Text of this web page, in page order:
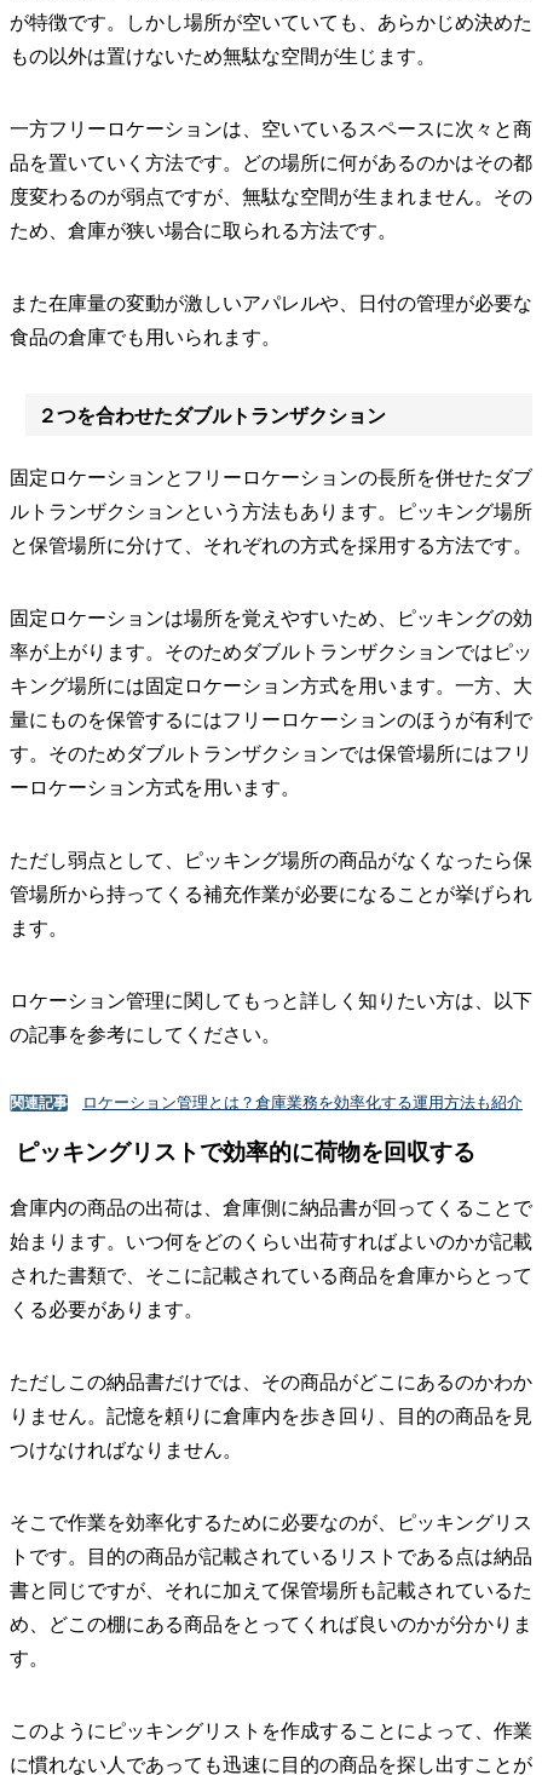
が特徴です。しかし場所が空いていても、あらかじめ決めた
もの以外は置けないため無駄な空間が生じます。
一方フリーロケーションは、空いているスペースに次々と商
品を置いていく方法です。どの場所に何があるのかはその都
度変わるのが弱点ですが、無駄な空間が生まれません。その
ため、倉庫が狭い場合に取られる方法です。
また在庫量の変動が激しいアパレルや、日付の管理が必要な
食品の倉庫でも用いられます。
２つを合わせたダブルトランザクション
固定ロケーションとフリーロケーションの長所を併せたダブ
ルトランザクションという方法もあります。ピッキング場所
と保管場所に分けて、それぞれの方式を採用する方法です。
固定ロケーションは場所を覚えやすいため、ピッキングの効
率が上がります。そのためダブルトランザクションではピッ
キング場所には固定ロケーション方式を用います。一方、大
量にものを保管するにはフリーロケーションのほうが有利で
す。そのためダブルトランザクションでは保管場所にはフリ
ーロケーション方式を用います。
ただし弱点として、ピッキング場所の商品がなくなったら保
管場所から持ってくる補充作業が必要になることが挙げられ
ます。
ロケーション管理に関してもっと詳しく知りたい方は、以下
の記事を参考にしてください。
関連記事 ロケーション管理とは？倉庫業務を効率化する運用方法も紹介
ピッキングリストで効率的に荷物を回収する
倉庫内の商品の出荷は、倉庫側に納品書が回ってくることで
始まります。いつ何をどのくらい出荷すればよいのかが記載
された書類で、そこに記載されている商品を倉庫からとって
くる必要があります。
ただしこの納品書だけでは、その商品がどこにあるのかわか
りません。記憶を頼りに倉庫内を歩き回り、目的の商品を見
つけなければなりません。
そこで作業を効率化するために必要なのが、ピッキングリス
トです。目的の商品が記載されているリストである点は納品
書と同じですが、それに加えて保管場所も記載されているた
め、どこの棚にある商品をとってくれば良いのかが分かりま
す。
このようにピッキングリストを作成することによって、作業
に慣れない人であっても迅速に目的の商品を探し出すことが